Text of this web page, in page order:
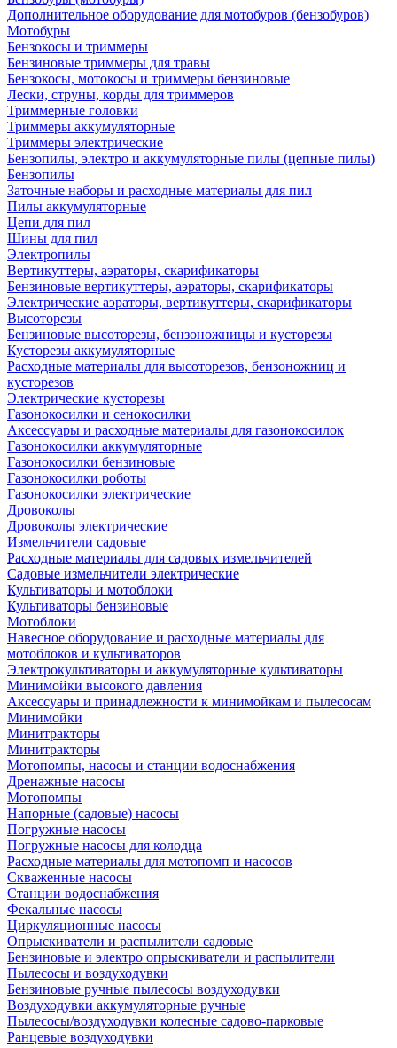
Дополнительное оборудование для мотобуров (бензобуров)
Мотобуры
Бензокосы и триммеры
Бензиновые триммеры для травы
Бензокосы, мотокосы и триммеры бензиновые
Лески, струны, корды для триммеров
Триммерные головки
Триммеры аккумуляторные
Триммеры электрические
Бензопилы, электро и аккумуляторные пилы (цепные пилы)
Бензопилы
Заточные наборы и расходные материалы для пил
Пилы аккумуляторные
Цепи для пил
Шины для пил
Электропилы
Вертикуттеры, аэраторы, скарификаторы
Бензиновые вертикуттеры, аэраторы, скарификаторы
Электрические аэраторы, вертикуттеры, скарификаторы
Высоторезы
Бензиновые высоторезы, бензоножницы и кусторезы
Кусторезы аккумуляторные
Расходные материалы для высоторезов, бензоножниц и
кусторезов
Электрические кусторезы
Газонокосилки и сенокосилки
Аксессуары и расходные материалы для газонокосилок
Газонокосилки аккумуляторные
Газонокосилки бензиновые
Газонокосилки роботы
Газонокосилки электрические
Дровоколы
Дровоколы электрические
Измельчители садовые
Расходные материалы для садовых измельчителей
Садовые измельчители электрические
Культиваторы и мотоблоки
Культиваторы бензиновые
Мотоблоки
Навесное оборудование и расходные материалы для
мотоблоков и культиваторов
Электрокультиваторы и аккумуляторные культиваторы
Минимойки высокого давления
Аксессуары и принадлежности к минимойкам и пылесосам
Минимойки
Минитракторы
Минитракторы
Мотопомпы, насосы и станции водоснабжения
Дренажные насосы
Мотопомпы
Напорные (садовые) насосы
Погружные насосы
Погружные насосы для колодца
Расходные материалы для мотопомп и насосов
Скваженные насосы
Станции водоснабжения
Фекальные насосы
Циркуляционные насосы
Опрыскиватели и распылители садовые
Бензиновые и электро опрыскиватели и распылители
Пылесосы и воздуходувки
Бензиновые ручные пылесосы воздуходувки
Воздуходувки аккумуляторные ручные
Пылесосы/воздуходувки колесные садово-парковые
Ранцевые воздуходувки